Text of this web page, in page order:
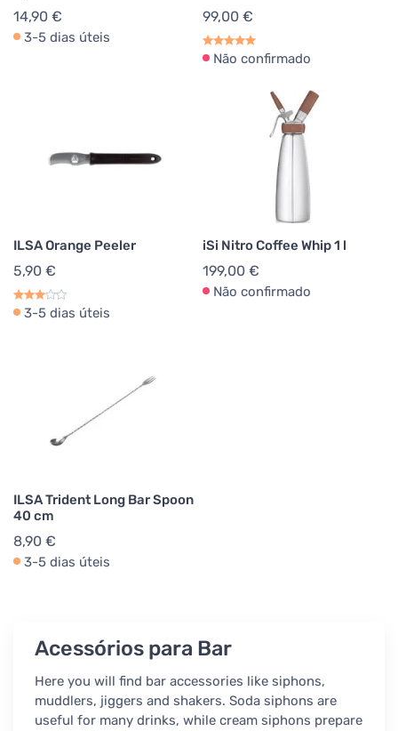
14,90 €
3-5 dias úteis
99,00 €
Não confirmado
ILSA Orange Peeler
5,90 €
3-5 dias úteis
iSi Nitro Coffee Whip 1 l
199,00 €
Não confirmado
ILSA Trident Long Bar Spoon
40 cm
8,90 €
3-5 dias úteis
Acessórios para Bar
Here you will find bar accessories like siphons,
muddlers, jiggers and shakers. Soda siphons are
useful for many drinks, while cream siphons prepare